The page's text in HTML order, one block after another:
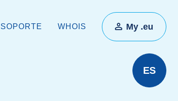
SOPORTE WHOIS My .eu
ES